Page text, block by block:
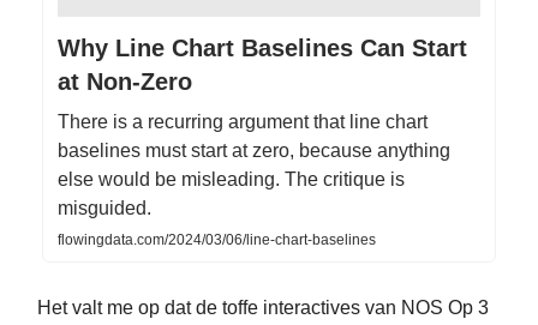
Why Line Chart Baselines Can Start
at Non-Zero
There is a recurring argument that line chart
baselines must start at zero, because anything
else would be misleading. The critique is
misguided.
flowingdata.com/2024/03/06/line-chart-baselines
Het valt me op dat de toffe interactives van NOS Op 3